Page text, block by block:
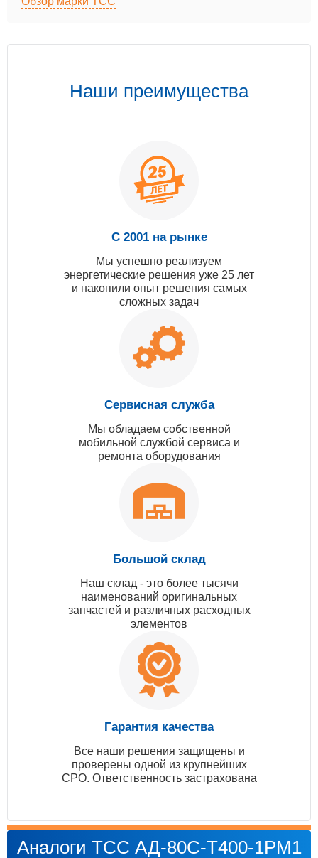
Наши преимущества
С 2001 на рынке
Мы успешно реализуем
энергетические решения уже 25 лет
и накопили опыт решения самых
сложных задач
Сервисная служба
Мы обладаем собственной
мобильной службой сервиса и
ремонта оборудования
Большой склад
Наш склад - это более тысячи
наименований оригинальных
запчастей и различных расходных
элементов
Гарантия качества
Все наши решения защищены и
проверены одной из крупнейших
СРО. Ответственность застрахована
Аналоги ТСС АД-80С-Т400-1РМ1